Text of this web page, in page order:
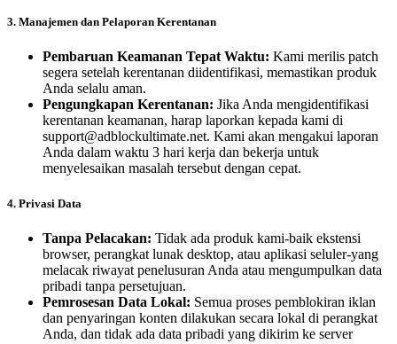
3. Manajemen dan Pelaporan Kerentanan
Pembaruan Keamanan Tepat Waktu: Kami merilis patch
segera setelah kerentanan diidentifikasi, memastikan produk
Anda selalu aman.
Pengungkapan Kerentanan: Jika Anda mengidentifikasi
kerentanan keamanan, harap laporkan kepada kami di
support@adblockultimate.net. Kami akan mengakui laporan
Anda dalam waktu 3 hari kerja dan bekerja untuk
menyelesaikan masalah tersebut dengan cepat.
4. Privasi Data
Tanpa Pelacakan: Tidak ada produk kami-baik ekstensi
browser, perangkat lunak desktop, atau aplikasi seluler-yang
melacak riwayat penelusuran Anda atau mengumpulkan data
pribadi tanpa persetujuan.
Pemrosesan Data Lokal: Semua proses pemblokiran iklan
dan penyaringan konten dilakukan secara lokal di perangkat
Anda, dan tidak ada data pribadi yang dikirim ke server